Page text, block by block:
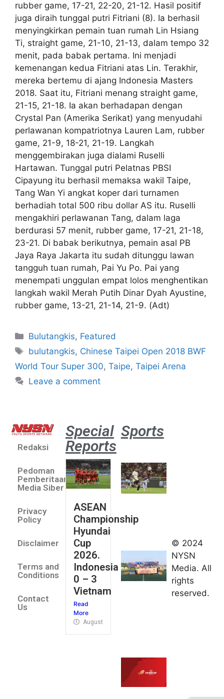
rubber game, 17-21, 22-20, 21-12. Hasil positif
juga diraih tunggal putri Fitriani (8). Ia berhasil
menyingkirkan pemain tuan rumah Lin Hsiang
Ti, straight game, 21-10, 21-13, dalam tempo 32
menit, pada babak pertama. Ini menjadi
kemenangan kedua Fitriani atas Lin. Terakhir,
mereka bertemu di ajang Indonesia Masters
2018. Saat itu, Fitriani menang straight game,
21-15, 21-18. Ia akan berhadapan dengan
Crystal Pan (Amerika Serikat) yang menyudahi
perlawanan kompatriotnya Lauren Lam, rubber
game, 21-9, 18-21, 21-19. Langkah
menggembirakan juga dialami Ruselli
Hartawan. Tunggal putri Pelatnas PBSI
Cipayung itu berhasil memaksa wakil Taipe,
Tang Wan Yi angkat koper dari turnamen
berhadiah total 500 ribu dollar AS itu. Ruselli
mengakhiri perlawanan Tang, dalam laga
berdurasi 57 menit, rubber game, 17-21, 21-18,
23-21. Di babak berikutnya, pemain asal PB
Jaya Raya Jakarta itu sudah ditunggu lawan
tangguh tuan rumah, Pai Yu Po. Pai yang
menempati unggulan empat lolos menghentikan
langkah wakil Merah Putih Dinar Dyah Ayustine,
rubber game, 13-21, 21-14, 21-9. (Adt)
Bulutangkis, Featured
bulutangkis, Chinese Taipei Open 2018 BWF
World Tour Super 300, Taipe, Taipei Arena
Leave a comment
Redaksi
Pedoman
Pemberitaan
Media Siber
Privacy
Policy
Disclaimer
Terms and
Conditions
Contact
Us
Special
Reports
ASEAN
Championship
Hyundai
Cup
2026.
Indonesia
0 – 3
Vietnam
Read
More
August 4, 2026
Sports
umum
Kejurnas
Panahan
Junior di
Kudus
© 2024
NYSN
Media. All
rights
reserved.